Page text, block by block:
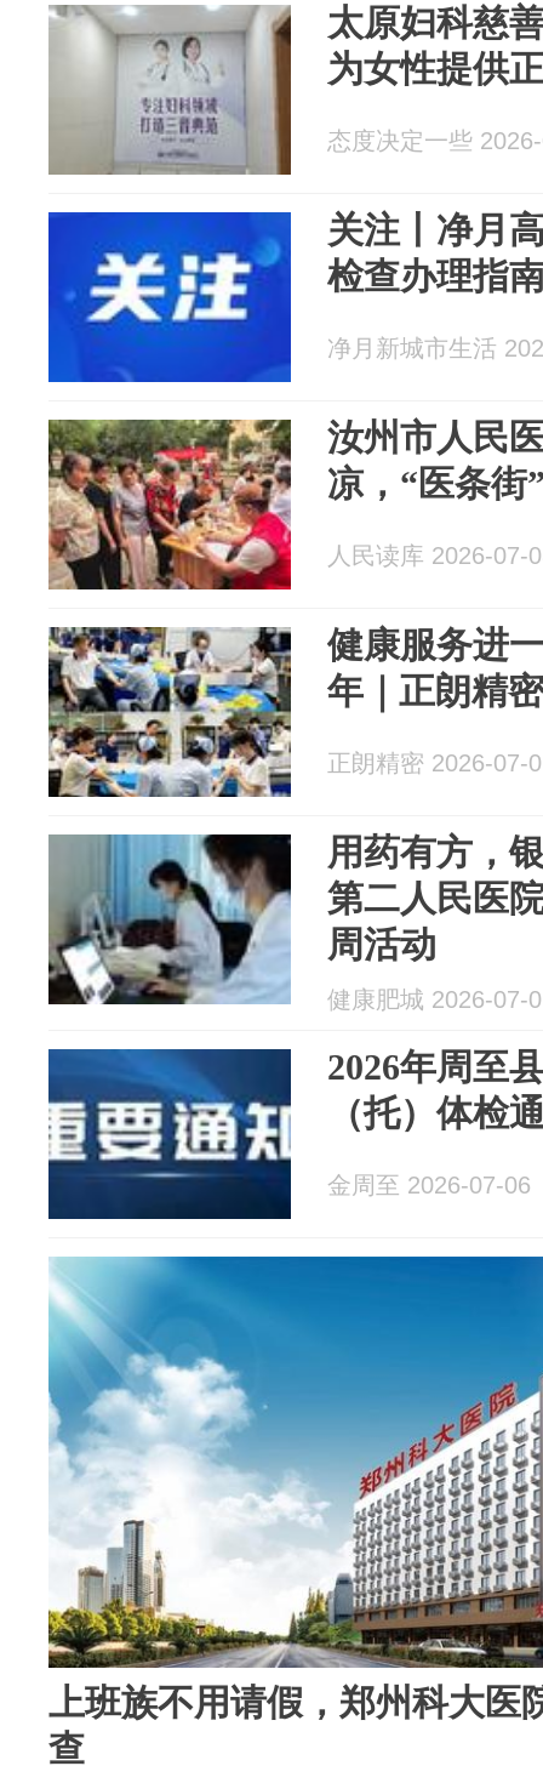
太原妇科慈
为女性提供
态度决定一些
关注丨净月
检查办理指
净月新城市生活
汝州市人民
凉，“医条街
人民读库 2026-07-
健康服务进
年｜正朗精
正朗精密 2026-07-
用药有方，
第二人民医
周活动
健康肥城 2026-07-
2026年周至
（托）体
金周至 2026-07-06
上班族不用请假，郑州科大医
查